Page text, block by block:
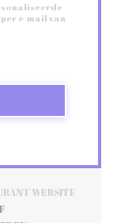
e-mail van
WEBSITE
((OPENT IN EEN